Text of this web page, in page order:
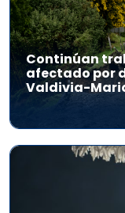
Continúan
afectado por
Valdivia-